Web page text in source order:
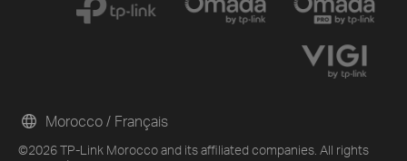
©2026 TP-Link Morocco and its affiliated companies. All rights
Morocco / Français